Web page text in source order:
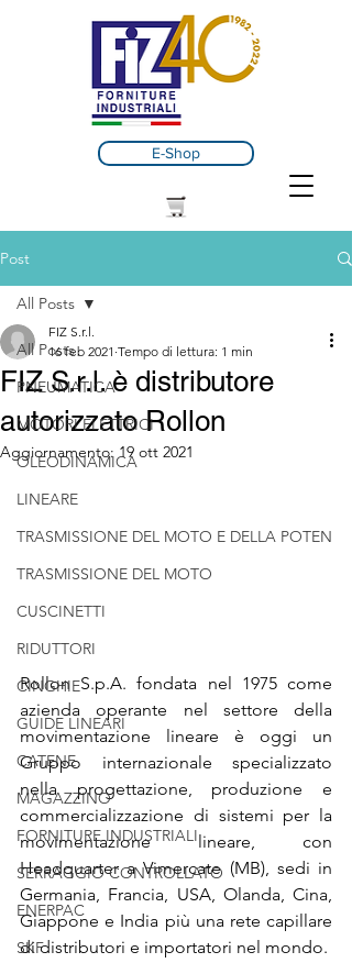
E-Shop
Post
All Posts
PNEUMATICA
MOTORI ELETTRICI
OLEODINAMICA
LINEARE
TRASMISSIONE DEL MOTO E DELLA POTEN
TRASMISSIONE DEL MOTO
CUSCINETTI
RIDUTTORI
CINGHIE
GUIDE LINEARI
CATENE
MAGAZZINO
FORNITURE INDUSTRIALI
SERRAGGIO CONTROLLATO
ENERPAC
SKF
All Posts
FIZ S.r.l. è distributore
autorizzato Rollon
FIZ S.r.l.
16 feb 2021 Tempo di lettura: 1 min
Aggiornamento: 19 ott 2021
Rollon S.p.A. fondata nel 1975 come
azienda operante nel settore della
movimentazione lineare è oggi un
Gruppo internazionale specializzato
nella progettazione, produzione e
commercializzazione di sistemi per la
movimentazione lineare, con
Headquarter a Vimercate (MB), sedi in
Germania, Francia, USA, Olanda, Cina,
Giappone e India più una rete capillare
di distributori e importatori nel mondo.